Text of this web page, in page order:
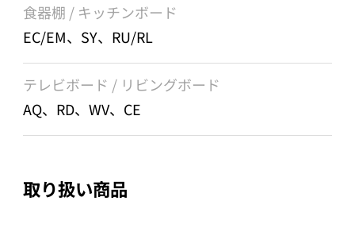
食器棚 / キッチンボード
EC/EM、SY、RU/RL
テレビボード / リビングボード
AQ、RD、WV、CE
取り扱い商品